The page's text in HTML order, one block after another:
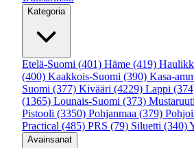
Kategoria
Etelä-Suomi (401) Häme (419)
(400) Kaakkois-Suomi (390) Kasa-
Suomi (377) Kivääri (4229) Lappi
(1365) Lounais-Suomi (373) Mustaruuti
Pistooli (3350) Pohjanmaa (379)
Practical (485) PRS (79) Siluetti (340)
Avainsanat